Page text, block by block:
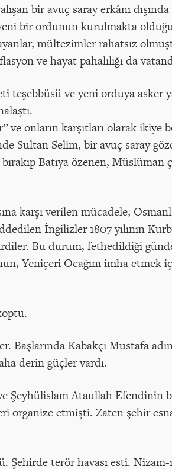
bir avuç saray erkânı
bir ordunun kurulmakta
mültezimler rahatsız
ve hayat pahalılığı da
ve yeni orduya asker
ve onların karşıtları olarak
Sultan Selim, bir avuç saray
Batıya özenen,
karşı verilen mücadele,
İngilizler 1807 yılının
Bu durum, fethedildiği
Yeniçeri Ocağını imha
Başlarında Kabakçı Mustafa
derin güçler vardı.
Şeyhülislam Ataullah Efendinin
etmişti. Zaten şehir
terör havası esti. Nizam-